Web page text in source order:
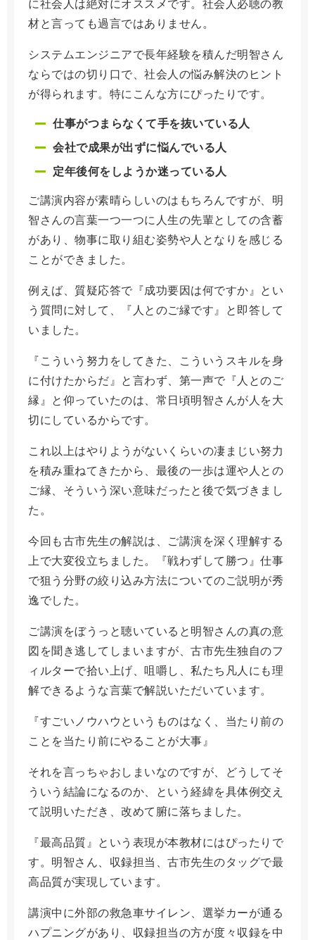
に社会人は絶対にオススメです。社会人必聴の教
材と言っても過言ではありません。
システムエンジニアで長年経験を積んだ明智さん
ならではの切り口で、社会人の悩み解決のヒント
が得られます。特にこんな方にぴったりです。
仕事がつまらなくて手を抜いている人
会社で成果が出ずに悩んでいる人
定年後何をしようか迷っている人
ご講演内容が素晴らしいのはもちろんですが、明
智さんの言葉一つ一つに人生の先輩としての含蓄
があり、物事に取り組む姿勢や人となりを感じる
ことができました。
例えば、質疑応答で『成功要因は何ですか』とい
う質問に対して、『人とのご縁です』と即答して
いました。
『こういう努力をしてきた、こういうスキルを身
に付けたからだ』と言わず、第一声で『人とのご
縁』と仰っていたのは、常日頃明智さんが人を大
切にしているからです。
これ以上はやりようがないくらいの凄まじい努力
を積み重ねてきたから、最後の一歩は運や人との
ご縁、そういう深い意味だったと後で気づきまし
た。
今回も古市先生の解説は、ご講演を深く理解する
上で大変役立ちました。『戦わずして勝つ』仕事
で狙う分野の絞り込み方法についてのご説明が秀
逸でした。
ご講演をぼうっと聴いていると明智さんの真の意
図を聞き逃してしまいますが、古市先生独自のフ
ィルターで拾い上げ、咀嚼し、私たち凡人にも理
解できるような言葉で解説いただいています。
『すごいノウハウというものはなく、当たり前の
ことを当たり前にやることが大事』
それを言っちゃおしまいなのですが、どうしてそ
ういう結論になるのか、という経緯を具体例交え
て説明いただき、改めて腑に落ちました。
『最高品質』という表現が本教材にはぴったりで
す。明智さん、収録担当、古市先生のタッグで最
高品質が実現しています。
講演中に外部の救急車サイレン、選挙カーが通る
ハプニングがあり、収録担当の方が度々収録を中